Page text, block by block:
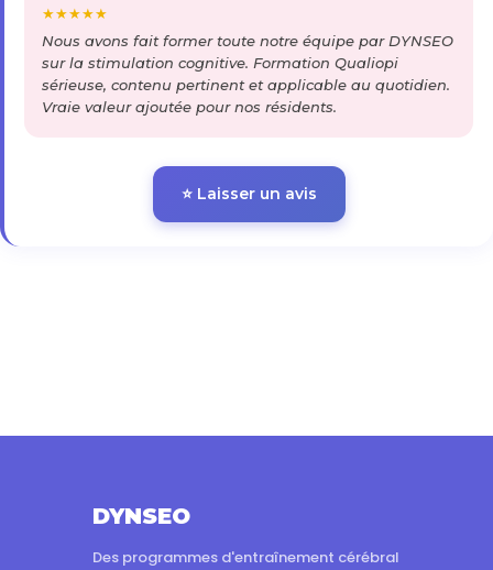
★★★★★
Nous avons fait former toute notre équipe par DYNSEO
sur la stimulation cognitive. Formation Qualiopi
sérieuse, contenu pertinent et applicable au quotidien.
Vraie valeur ajoutée pour nos résidents.
⭐ Laisser un avis
DYNSEO
Des programmes d'entraînement cérébral